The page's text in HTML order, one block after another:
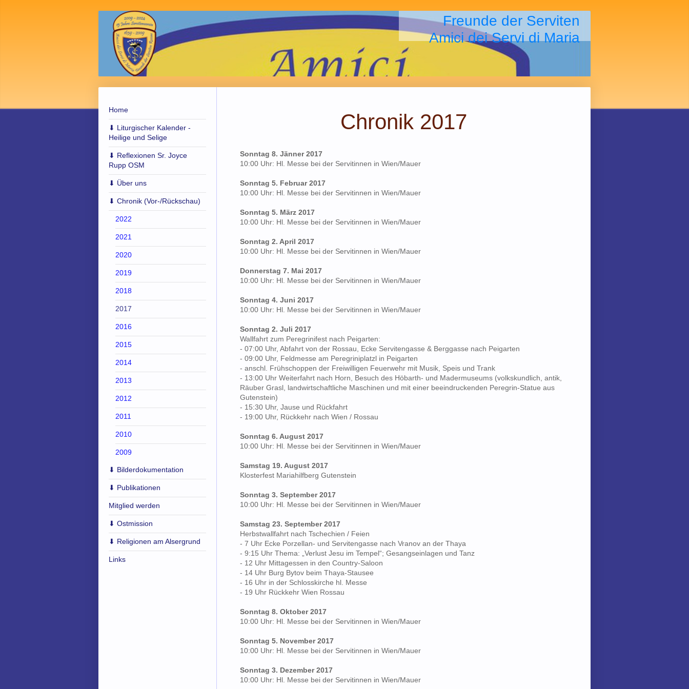
Freunde der Serviten
Amici dei Servi di Maria
Home
⬇︎ Liturgischer Kalender -
Heilige und Selige
⬇︎ Reflexionen Sr. Joyce
Rupp OSM
⬇︎ Über uns
⬇︎ Chronik (Vor-/Rückschau)
2022
2021
2020
2019
2018
2017
2016
2015
2014
2013
2012
2011
2010
2009
⬇︎ Bilderdokumentation
⬇︎ Publikationen
Mitglied werden
⬇︎ Ostmission
⬇︎ Religionen am Alsergrund
Links
Chronik 2017
Sonntag 8. Jänner 2017
10:00 Uhr: Hl. Messe bei der Servitinnen in Wien/Mauer
Sonntag 5. Februar 2017
10:00 Uhr: Hl. Messe bei der Servitinnen in Wien/Mauer
Sonntag 5. März 2017
10:00 Uhr: Hl. Messe bei der Servitinnen in Wien/Mauer
Sonntag 2. April 2017
10:00 Uhr: Hl. Messe bei der Servitinnen in Wien/Mauer
Donnerstag 7. Mai 2017
10:00 Uhr: Hl. Messe bei der Servitinnen in Wien/Mauer
Sonntag 4. Juni 2017
10:00 Uhr: Hl. Messe bei der Servitinnen in Wien/Mauer
Sonntag 2. Juli 2017
Wallfahrt zum Peregrinifest nach Peigarten:
- 07:00 Uhr, Abfahrt von der Rossau, Ecke Servitengasse & Berggasse nach Peigarten
- 09:00 Uhr, Feldmesse am Peregriniplatzl in Peigarten
- anschl. Frühschoppen der Freiwilligen Feuerwehr mit Musik, Speis und Trank
- 13:00 Uhr Weiterfahrt nach Horn, Besuch des Höbarth- und Madermuseums (volkskundlich, antik,
Räuber Grasl, landwirtschaftliche Maschinen und mit einer beeindruckenden Peregrin-Statue aus
Gutenstein)
- 15:30 Uhr, Jause und Rückfahrt
- 19:00 Uhr, Rückkehr nach Wien / Rossau
Sonntag 6. August 2017
10:00 Uhr: Hl. Messe bei der Servitinnen in Wien/Mauer
Samstag 19. August 2017
Klosterfest Mariahilfberg Gutenstein
Sonntag 3. September 2017
10:00 Uhr: Hl. Messe bei der Servitinnen in Wien/Mauer
Samstag 23. September 2017
Herbstwallfahrt nach Tschechien / Feien
- 7 Uhr Ecke Porzellan- und Servitengasse nach Vranov an der Thaya
- 9:15 Uhr Thema: „Verlust Jesu im Tempel“; Gesangseinlagen und Tanz
- 12 Uhr Mittagessen in den Country-Saloon
- 14 Uhr Burg Bytov beim Thaya-Stausee
- 16 Uhr in der Schlosskirche hl. Messe
- 19 Uhr Rückkehr Wien Rossau
Sonntag 8. Oktober 2017
10:00 Uhr: Hl. Messe bei der Servitinnen in Wien/Mauer
Sonntag 5. November 2017
10:00 Uhr: Hl. Messe bei der Servitinnen in Wien/Mauer
Sonntag 3. Dezember 2017
10:00 Uhr: Hl. Messe bei der Servitinnen in Wien/Mauer